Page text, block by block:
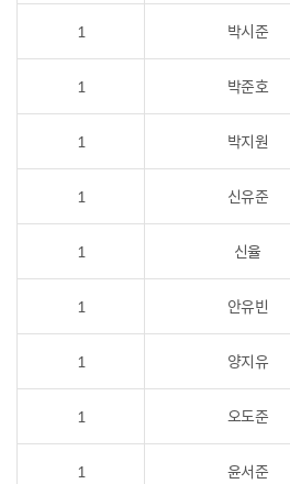
1 박시준
1 박준호
1 박지원
1 신유준
1 신율
1 안유빈
1 양지유
1 오도준
1 윤서준